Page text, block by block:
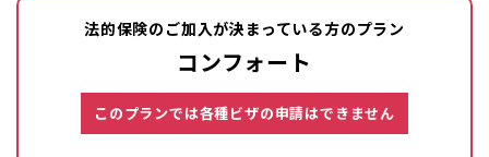
法的保険のご加入が決まっている方のプラン
コンフォート
このプランでは各種ビザの申請はできません